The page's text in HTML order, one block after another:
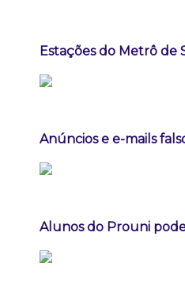
Estações do Metrô de
Anúncios e e-mails
Alunos do Prouni